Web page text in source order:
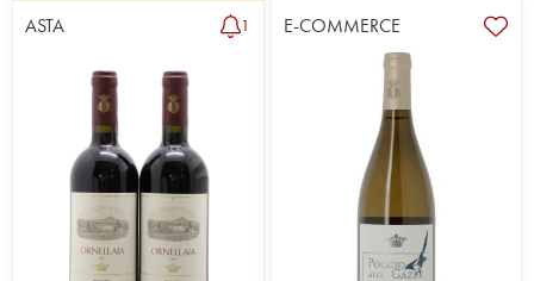
marchese Lodovico Antinori e caratterizzata dalla
presenza di vitigni tipicamente bordolesi (cabernet
sauvignon, merlot, cabernet franc e petit verdot).
Nel 2002 è stata venduta al gruppo californiano
Robert Mondavi Winery e poi nel giugno dello
stesso anno, ceduta per il 50% ai Marchesi de
Frescobaldi, famiglia di produttori toscani. Dal
2005, i Marchesi de Frescobaldi sono diventati gli
unici proprietari. In breve tempo, la tenuta di
altissima qualità si è imposta tra le migliori in
assoluto. I vigneti sono piantati lungo la fascia
ASTA 1 E-COMMERCE